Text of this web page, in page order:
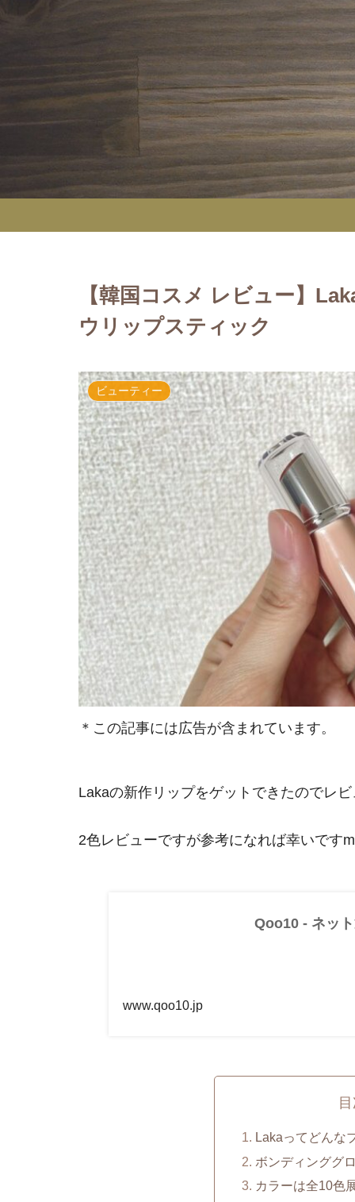
【韓国コスメ レビュー】
ウリップスティック
ビューティー
＊この記事には広告が含まれています。
Lakaの新作リップをゲットできたのでレ
2色レビューですが参考になれば幸いです
Qoo10 - ネッ
www.qoo10.jp
Lakaってどんな
ボンディンググ
カラーは全10色